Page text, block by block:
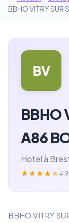
BBHO VITRY SUR
BV
BBHO
A86
Hotel à
★★★★★
BBHO VITRY